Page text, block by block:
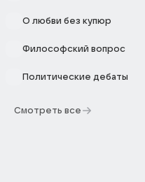
О любви без купюр
Философский вопрос
Политические дебаты
Смотреть все